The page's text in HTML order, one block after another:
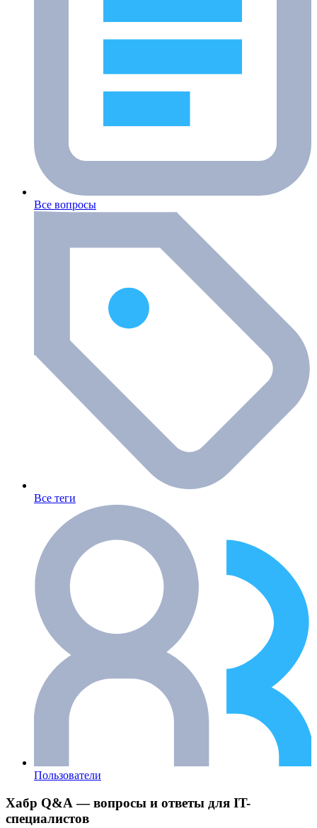
Все вопросы
Все теги
Пользователи
Хабр Q&A — вопросы и ответы для IT-
специалистов